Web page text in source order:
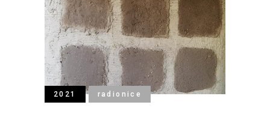
2021 radionice